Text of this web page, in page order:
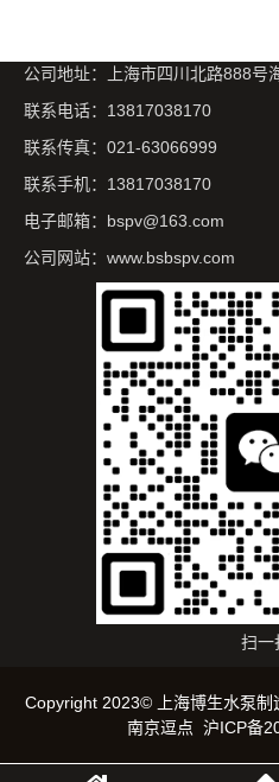
公司地址：上海市四川北路888号
联系电话：13817038170
联系传真：021-63066999
联系手机：13817038170
电子邮箱：bspv@163.com
公司网站：www.bsbspv.com
扫一
Copyright 2023© 上海博生水泵制
南京逗点 沪ICP备